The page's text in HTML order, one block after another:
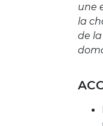
une
la
de